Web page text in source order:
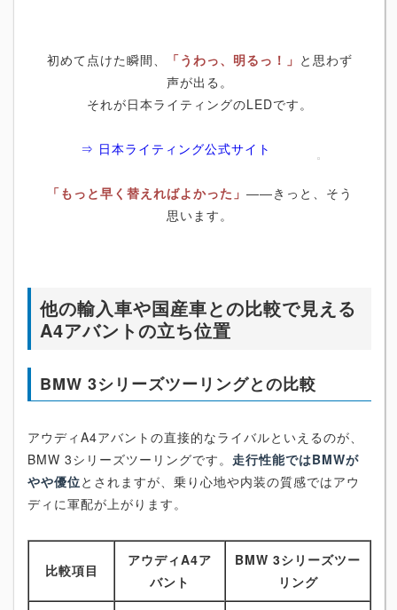
初めて点けた瞬間、 「うわっ、明るっ！」 と思わず
声が出る。
それが日本ライティングのLEDです。
⇒ 日本ライティング公式サイト
「もっと早く替えればよかった」 ――きっと、そう
思います。
他の輸入車や国産車との比較で見える
A4アバントの立ち位置
BMW 3シリーズツーリングとの比較
アウディA4アバントの直接的なライバルといえるのが、
BMW 3シリーズツーリングです。 走行性能ではBMWが
やや優位とされますが、乗り心地や内装の質感ではアウ
ディに軍配が上がります。
比較項目
アウディA4ア
バント
BMW 3シリーズツー
リング